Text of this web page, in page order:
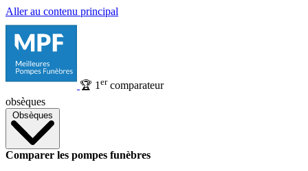
Aller au contenu principal
🏆 1 ercomparateur
obsèques
Obsèques
Comparer les pompes funèbres